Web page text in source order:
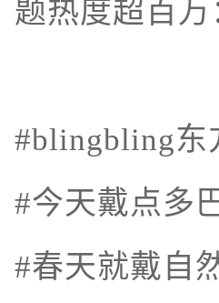
题热度超百万
#blingbling东
#今天戴点多
#春天就戴自